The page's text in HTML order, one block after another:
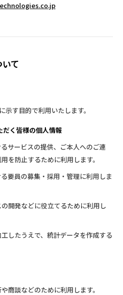
て
す目的で利用いたします。
く皆様の個人情報
サービスの提供、ご本人へのご連
を防止するために利用します。
要員の募集・採用・管理に利用しま
開発などに役立てるために利用し
したうえで、統計データを作成する
商談などのために利用します。